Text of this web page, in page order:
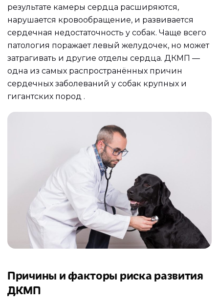
результате камеры сердца расширяются,
нарушается кровообращение, и развивается
сердечная недостаточность у собак. Чаще всего
патология поражает левый желудочек, но может
затрагивать и другие отделы сердца. ДКМП —
одна из самых распространённых причин
сердечных заболеваний у собак крупных и
гигантских пород .
Причины и факторы риска развития
ДКМП